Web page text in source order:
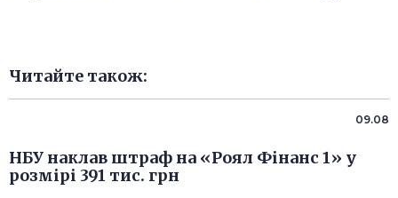
Читайте також:
09.08
НБУ наклав штраф на «Роял Фінанс 1» у
розмірі 391 тис. грн